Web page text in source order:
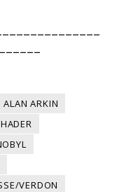
ALAN ARKIN
VERDON